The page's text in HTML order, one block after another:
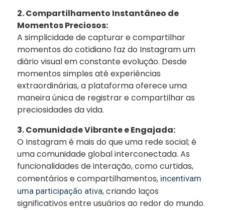
2. Compartilhamento Instantâneo de
Momentos Preciosos:
A simplicidade de capturar e compartilhar
momentos do cotidiano faz do Instagram um
diário visual em constante evolução. Desde
momentos simples até experiências
extraordinárias, a plataforma oferece uma
maneira única de registrar e compartilhar as
preciosidades da vida.
3. Comunidade Vibrante e Engajada:
O Instagram é mais do que uma rede social; é
uma comunidade global interconectada. As
funcionalidades de interação, como curtidas,
comentários e compartilhamentos, incentivam
uma participação ativa, criando laços
significativos entre usuários ao redor do mundo.